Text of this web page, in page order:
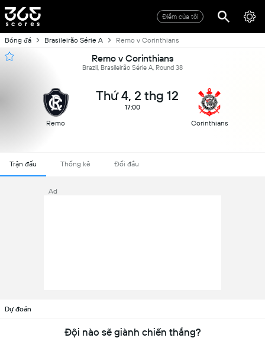
Điểm của tôi
Bóng đá Brasileirão Série A Remo v Corinthians
Remo v Corinthians
Brazil, Brasileirão Série A, Round 38
Remo
Thứ 4, 2 thg 12
17:00
Corinthians
Trận đấu Thống kê Đối đầu
Ad
Dự đoán
Đội nào sẽ giành chiến thắng?